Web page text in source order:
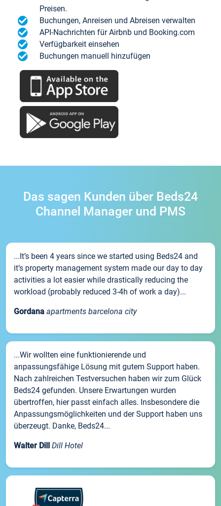
Preisen.
Buchungen, Anreisen und Abreisen verwalten
API-Nachrichten für Airbnb und Booking.com
Verfügbarkeit einsehen
Buchungen manuell hinzufügen
Das sagen Kunden über Beds24
Channel Manager und PMS
...It’s been 4 years since we started using Beds24 and
it’s property management system made our day to day
activities a lot easier while drastically reducing the
workload (probably reduced 3-4h of work a day)...
Gordana apartments barcelona city
...Wir wollten eine funktionierende und
anpassungsfähige Lösung mit gutem Support haben.
Nach zahlreichen Testversuchen haben wir zum Glück
Beds24 gefunden. Unsere Erwartungen wurden
übertroffen, hier passt einfach alles. Insbesondere die
Anpassungsmöglichkeiten und der Support haben uns
überzeugt. Danke, Beds24...
Walter Dill Dill Hotel